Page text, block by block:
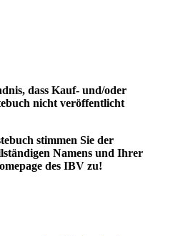
dass Kauf- und/oder
nicht veröffentlicht
stimmen Sie der
Namens und Ihrer
des IBV zu!